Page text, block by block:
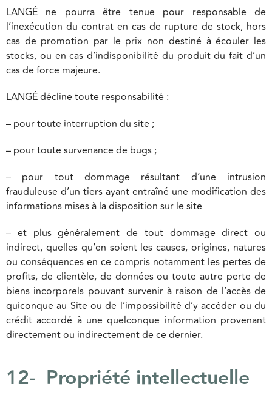
LANGÉ ne pourra être tenue pour responsable de
l’inexécution du contrat en cas de rupture de stock, hors
cas de promotion par le prix non destiné à écouler les
stocks, ou en cas d’indisponibilité du produit du fait d’un
cas de force majeure.
LANGÉ décline toute responsabilité :
– pour toute interruption du site ;
– pour toute survenance de bugs ;
– pour tout dommage résultant d’une intrusion
frauduleuse d’un tiers ayant entraîné une modification des
informations mises à la disposition sur le site
– et plus généralement de tout dommage direct ou
indirect, quelles qu’en soient les causes, origines, natures
ou conséquences en ce compris notamment les pertes de
profits, de clientèle, de données ou toute autre perte de
biens incorporels pouvant survenir à raison de l’accès de
quiconque au Site ou de l’impossibilité d’y accéder ou du
crédit accordé à une quelconque information provenant
directement ou indirectement de ce dernier.
12- Propriété intellectuelle